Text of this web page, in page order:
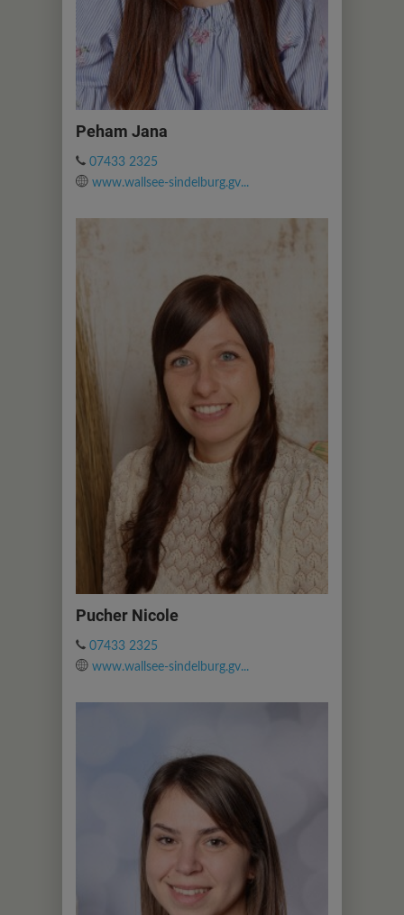
Peham Jana
07433 2325
www.wallsee-sindelburg.gv...
Pucher Nicole
07433 2325
www.wallsee-sindelburg.gv...